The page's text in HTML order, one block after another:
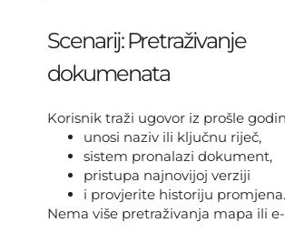
Scenarij: Pretraživanje
dokumenata
Korisnik traži ugovor iz prošle
unosi naziv ili ključnu riječ,
sistem pronalazi dokument,
pristupa najnovijoj verziji
i provjerite historiju promjena.
Nema više pretraživanja mapa ili